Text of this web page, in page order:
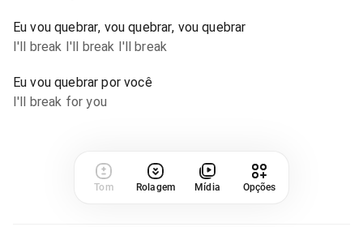
Eu vou quebrar, vou quebrar, vou quebrar
I'll break I'll break I'll break
Eu vou quebrar por você
I'll break for you
Tom Rolagem Mídia Opções